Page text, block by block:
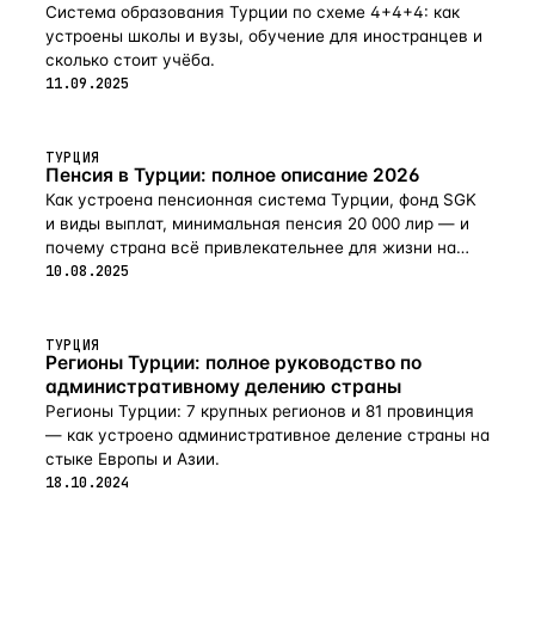
Система образования Турции по схеме 4+4+4: как
устроены школы и вузы, обучение для иностранцев и
сколько стоит учёба.
11.09.2025
ТУРЦИЯ
Пенсия в Турции: полное описание 2026
Как устроена пенсионная система Турции, фонд SGK
и виды выплат, минимальная пенсия 20 000 лир — и
почему страна всё привлекательнее для жизни на
пенсии в 2026-м.
10.08.2025
ТУРЦИЯ
Регионы Турции: полное руководство по
административному делению страны
Регионы Турции: 7 крупных регионов и 81 провинция
— как устроено административное деление страны на
стыке Европы и Азии.
18.10.2024